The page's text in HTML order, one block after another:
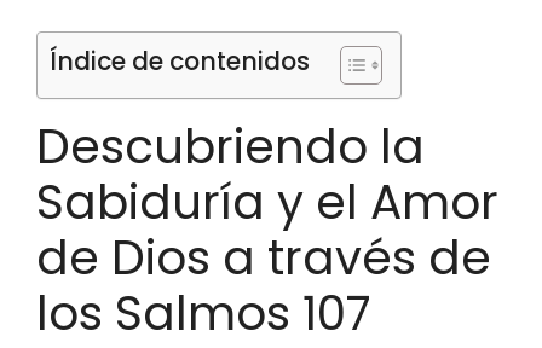
Índice de contenidos
Descubriendo la
Sabiduría y el Amor
de Dios a través de
los Salmos 107